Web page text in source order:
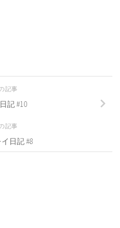
記事
記 #10
記事
日記 #8